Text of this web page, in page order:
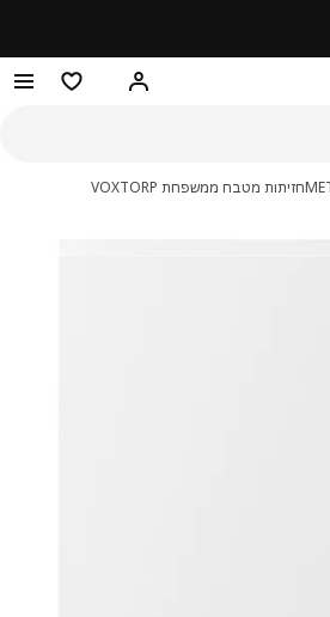
היי! התחברו או הירשמו
מוצרים
חזיתות מטבח ממשפחת VOXTORP